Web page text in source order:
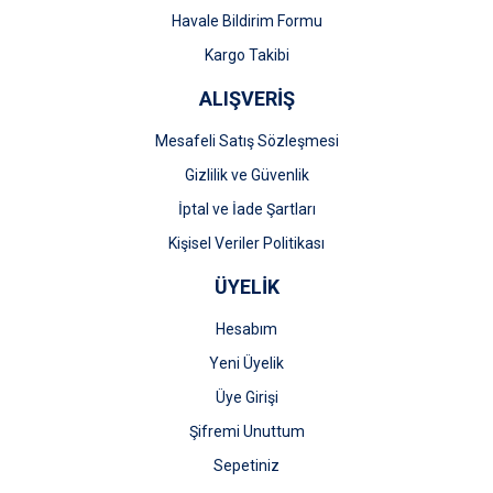
Gönder
Havale Bildirim Formu
Kargo Takibi
ALIŞVERİŞ
Mesafeli Satış Sözleşmesi
Gizlilik ve Güvenlik
İptal ve İade Şartları
Kişisel Veriler Politikası
ÜYELİK
Hesabım
Yeni Üyelik
Üye Girişi
Şifremi Unuttum
Sepetiniz